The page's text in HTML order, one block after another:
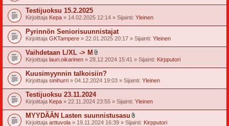
Testijuoksu 15.2.2025
Kirjoittaja Kepa » 14.02.2025 12:14 » Sijainti: Yleinen
Pyrinnön Seniorisuunnistajat
Kirjoittaja GKTampere » 22.01.2025 20:17 » Sijainti: Yleinen
Vaihdetaan L/XL -> M
l
i
t
t
e
t
Kirjoittaja lauri.oikarinen » 28.12.2024 15:41 » Sijainti: Kirpputori
Kuusimyynnin talkoisiin?
Kirjoittaja sinihurri » 04.12.2024 19:03 » Sijainti: Yleinen
Testijuoksu 23.11.2024
Kirjoittaja Kepa » 22.11.2024 23:55 » Sijainti: Yleinen
MYYDÄÄN Lasten suunnistusasu
l
Kirjoittaja arttuvola » 19.11.2024 16:39 » Sijainti: Kirpputori